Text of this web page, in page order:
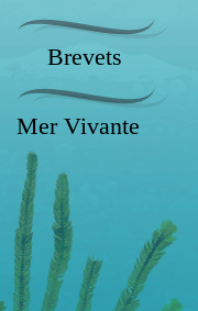
Brevets
Mer Vivante